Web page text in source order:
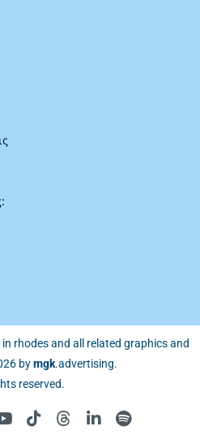
rhodes and all related graphics and
bymgk.advertising.
reserved.